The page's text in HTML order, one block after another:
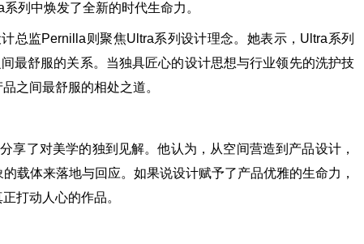
列中焕发了全新的时代生命力。
监Pernilla则聚焦Ultra系列设计理念。她表示，Ultra系列
最舒服的关系。当独具匠心的设计思想与行业领先的洗护技
之间最舒服的相处之道。
了对美学的独到见解。他认为，从空间营造到产品设计，
载体来落地与回应。如果说设计赋予了产品优雅的生命力，
打动人心的作品。